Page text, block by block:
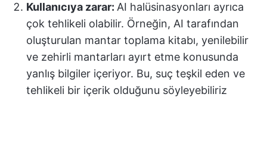
Kullanıcıya zarar: AI halüsinasyonları ayrıca
çok tehlikeli olabilir. Örneğin, AI tarafından
oluşturulan mantar toplama kitabı, yenilebilir
ve zehirli mantarları ayırt etme konusunda
yanlış bilgiler içeriyor. Bu, suç teşkil eden ve
tehlikeli bir içerik olduğunu söyleyebiliriz